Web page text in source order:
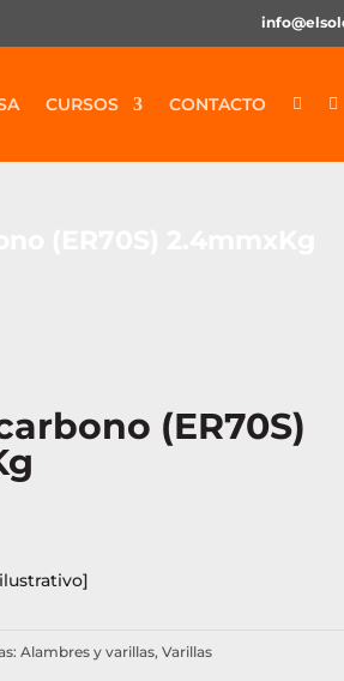
CURSOS CONTACTO  
(ER70S) 2.4mmxKg
(ER70S)
Alambres y varillas, Varillas